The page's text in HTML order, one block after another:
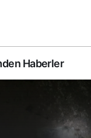
Haberler